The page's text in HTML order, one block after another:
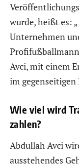
wurde, heißt es:
Unternehmen
Avci, mit einem
im
Wie viel wird
zahlen?
Abdullah Avci
ausstehendes